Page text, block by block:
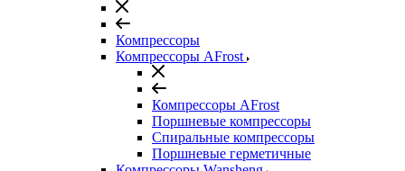
Компрессоры
Компрессоры AFrost
Компрессоры AFrost
Поршневые компрессоры
Спиральные компрессоры
Поршневые герметичные